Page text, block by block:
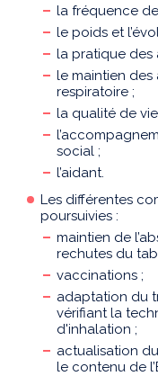
la fréquence
le poids et
la pratique des
le maintien
respiratoire ;
la qualité de
social ;
l’aidant.
Les différentes
poursuivies :
maintien de
rechutes du
vaccinations ;
adaptation du
vérifiant la
d'inhalation ;
actualisation
le contenu de